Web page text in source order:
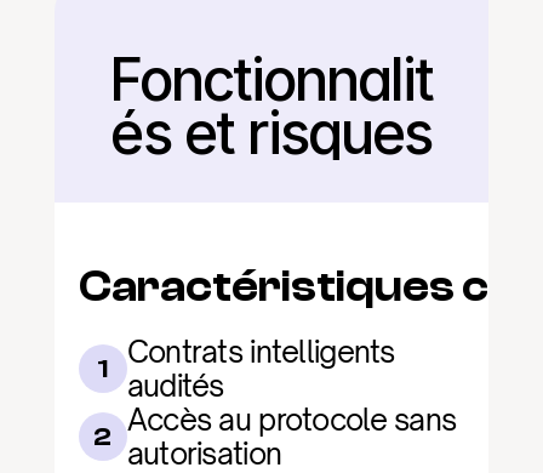
Retour
Fonctionnalit
és et risques
Caractéristiques
1
Contrats intelligents
audités
2 Accès au protocole sans
autorisation